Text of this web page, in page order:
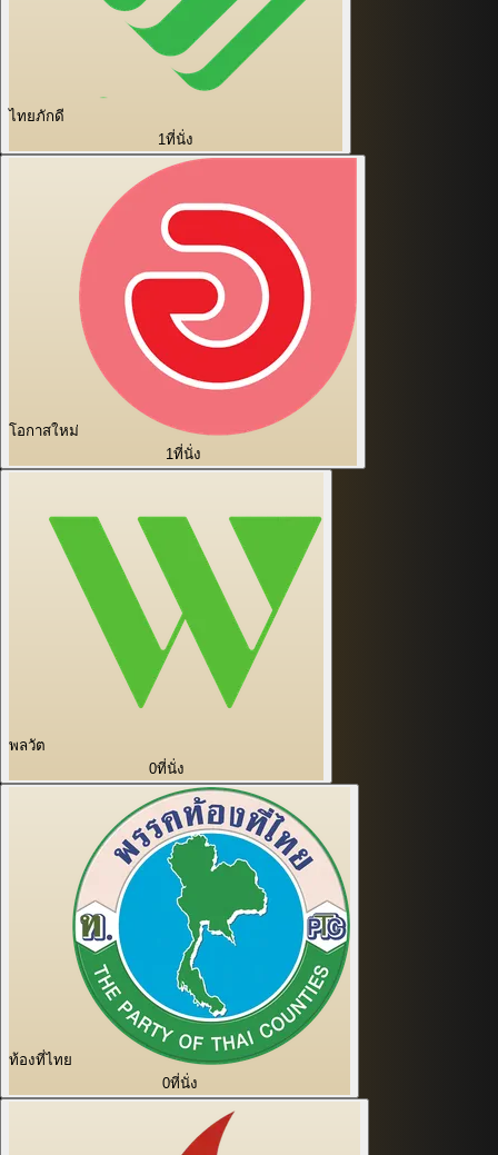
ไทยภักดี
1ที่นั่ง
โอกาสใหม่
1ที่นั่ง
พลวัต
0ที่นั่ง
ท้องที่ไทย
0ที่นั่ง